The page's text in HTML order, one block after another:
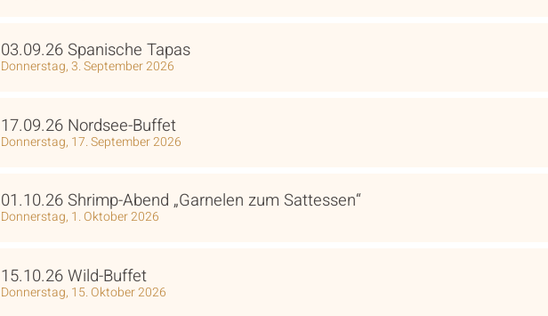
03.09.26 Spanische Tapas
Donnerstag, 3. September 2026
17.09.26 Nordsee-Buffet
Donnerstag, 17. September 2026
01.10.26 Shrimp-Abend „Garnelen zum Sattessen“
Donnerstag, 1. Oktober 2026
15.10.26 Wild-Buffet
Donnerstag, 15. Oktober 2026